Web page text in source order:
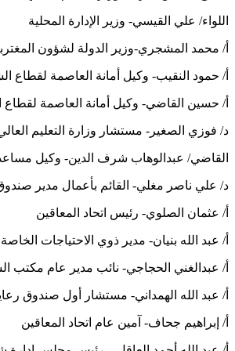
اللواء/ علي القيسي- وزير الإدارة المحلية
أ/ محمد المشجري-وزير الدولة لشؤون
أ/ حمود النقيب- وكيل أمانة العاصمة لقطاع
أ/ حسين القاضي- وكيل أمانة العاصمة لقطاع
د/ فوزي الصغير- مستشار وزارة التعليم
القاضي/ عبدالوهاب شرف الدين- وكيل
د/ علي ناصر مغلي- القائم بأعمال مدير
أ/ عثمان الصلوي- رئيس اتحاد المعاقين
أ/ عبد الله بنيان- مدير ذوي الاحتياجات
أ/ عبدالغني الحجاجي- نائب مدير عام مكتب
أ/ عبد الله الهمداني- ‏مستشار أول صندوق
أ/ إبراهيم جحاف- ‏آمين عام اتحاد المعاقين